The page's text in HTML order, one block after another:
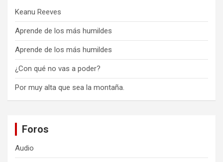
Keanu Reeves
Aprende de los más humildes
Aprende de los más humildes
¿Con qué no vas a poder?
Por muy alta que sea la montaña.
Foros
Audio